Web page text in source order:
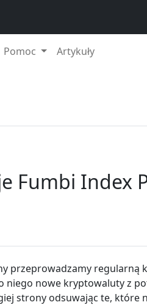
Pomoc Artykuły
Fumbi Index
przeprowadzamy regularną
niego nowe kryptowaluty z
strony odsuwając te, które